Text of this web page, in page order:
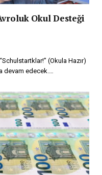
Okul Desteği
(Okula Hazır)
devam edecek.…